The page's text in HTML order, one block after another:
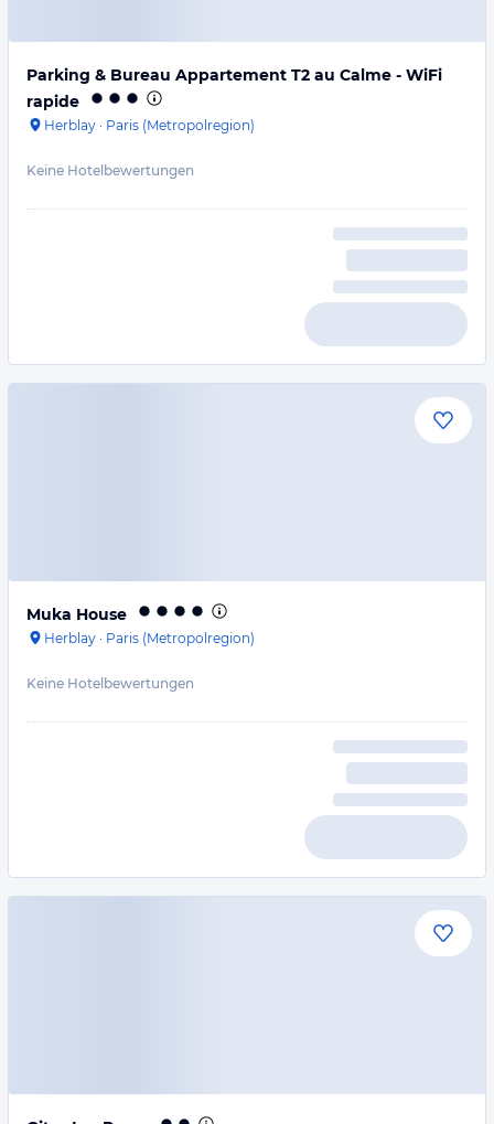
Parking & Bureau Appartement T2 au Calme - WiFi
rapide
Herblay · Paris (Metropolregion)
Keine Hotelbewertungen
Muka House
Herblay · Paris (Metropolregion)
Keine Hotelbewertungen